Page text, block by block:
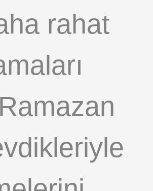
rahat